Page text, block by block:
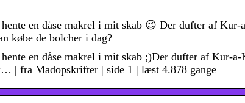
en dåse makrel i mit skab 😉 Der dufter af
købe de bolcher i dag?
en dåse makrel i mit skab ;)Der dufter af Kur-
| fra Madopskrifter | side 1 | læst 4.878 gange